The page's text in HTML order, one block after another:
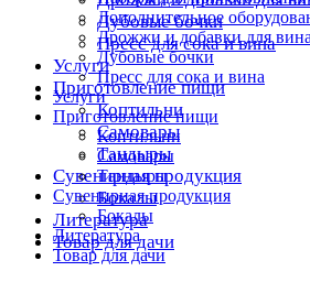
Дубовые бочки
Пресс для сока и вина
Услуги
Приготовление пищи
Коптильни
Самовары
Тандыры
Сувенирная продукция
Бокалы
Литература
Товар для дачи
Дополнительное
Дрожжи и добавки для
Дубовые бочки
Пресс для сока и вина
Услуги
Приготовление пищи
Коптильни
Самовары
Тандыры
Сувенирная продукция
Бокалы
Литература
Товар для дачи